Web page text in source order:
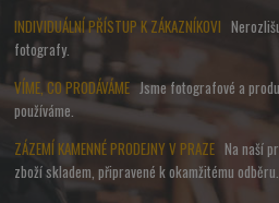
INDIVIDUÁLNÍ PŘÍSTUP K ZÁKAZNÍKOVI
fotografy.
VÍME, CO PRODÁVÁMEJsme fotografové a
používáme.
ZÁZEMÍ KAMENNÉ PRODEJNY V PRAZENa naší
zboží skladem, připravené k okamžitému odběru.